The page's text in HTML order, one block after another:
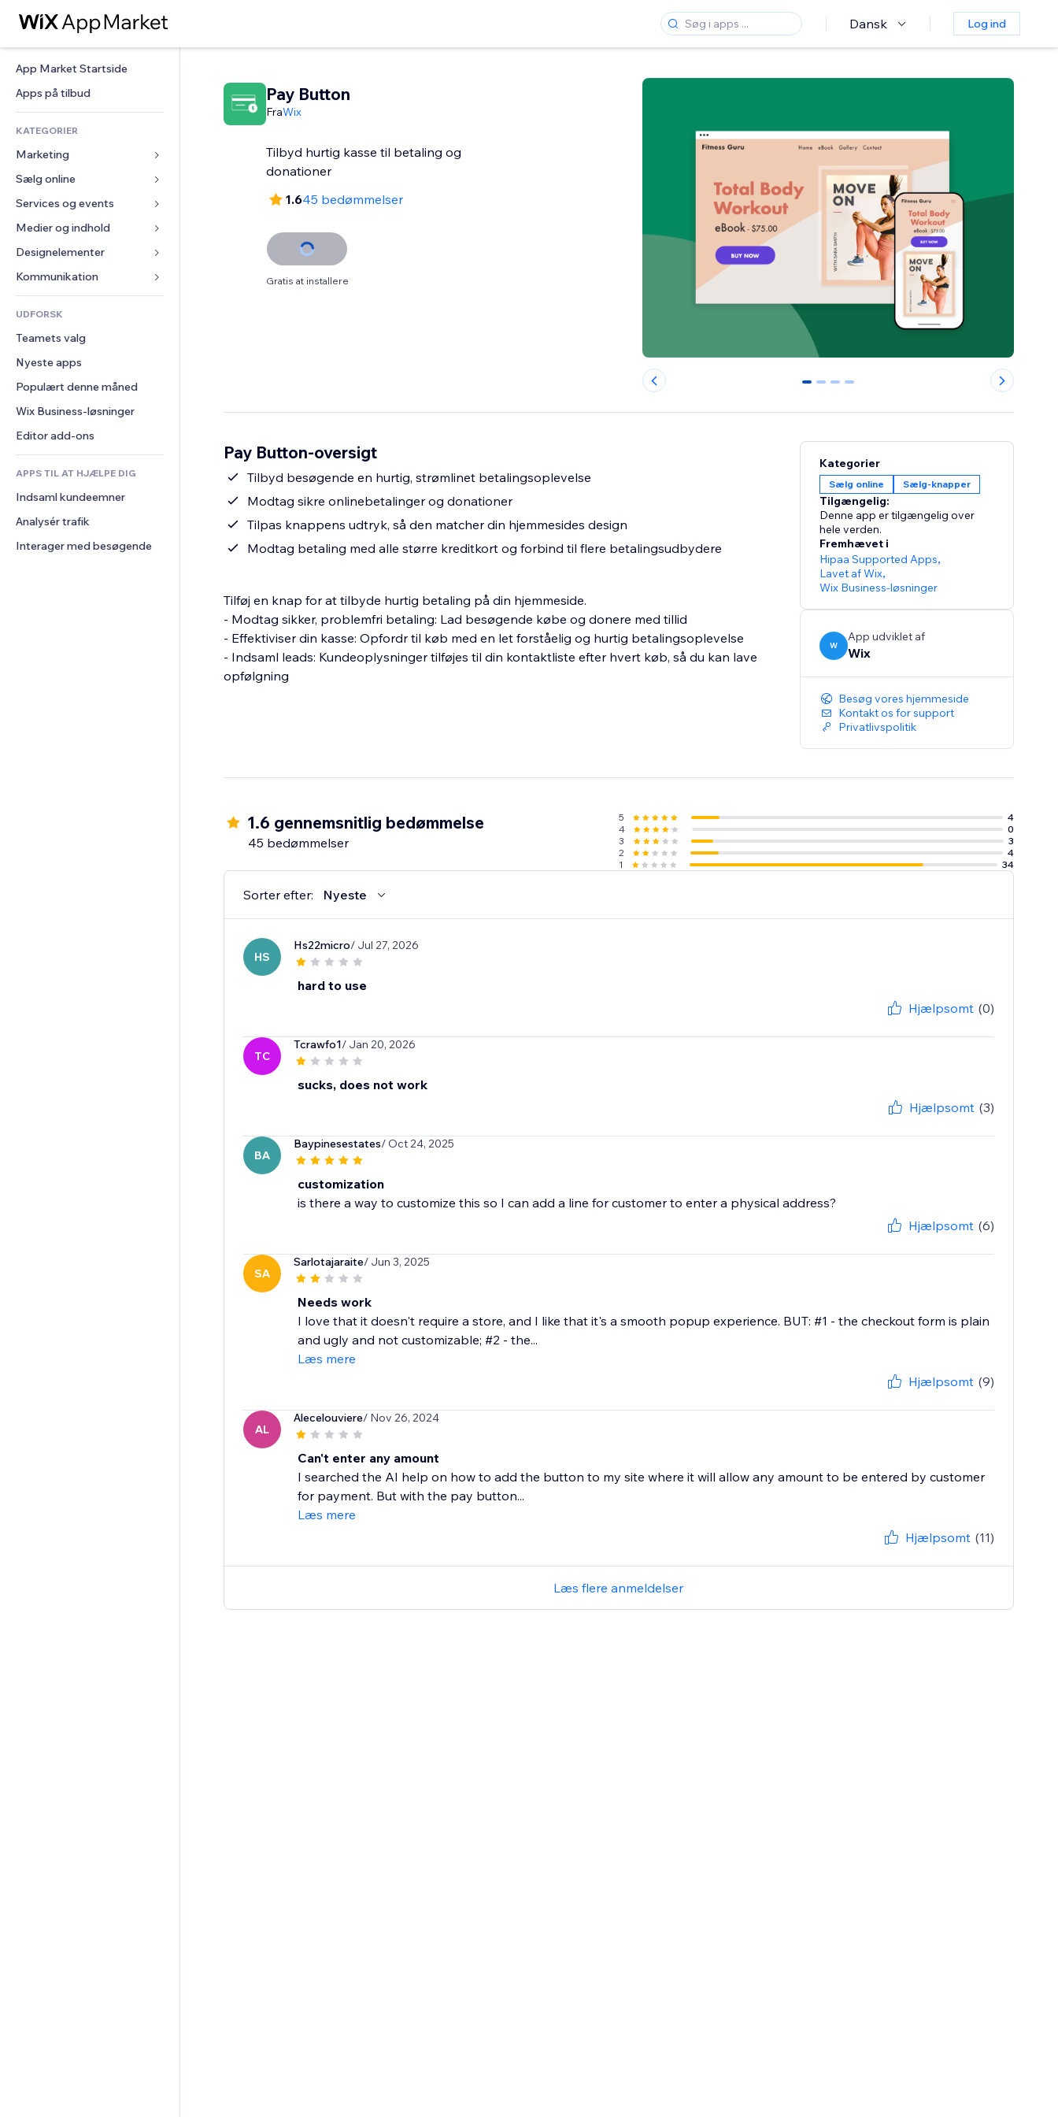
Dansk Log ind
App Market Startside
Apps på tilbud
KATEGORIER
Marketing
Annoncer
Mobil
Statistikker
Hjemmesideregister
E-mail
Sælg online
Apps til Webshops
Forsendelse og levering
Sælg-knapper
Bogføring
Kuponer og loyalitet
Lagerløsninger
Services og events
Hoteller
Events
Restauranter
Ejendomshandel
Bookinger
Medier og indhold
Galleri
Musik
Podcasts
Fotografi
Video
PDF
Fildeling
Nyheder
Designelementer
Kort og Navigation
Privatliv & Sikkerhed
Ur
Sideskabeloner
Billedeffekter
Knapper og menuer
Bannere og badges
Lommeregnere
Søg
Vejr
Diagrammer og tabeller
Formularer
Meningsmålinger
Chat
Kommentarer
Telefon
Fællesskab
Anmeldelser og anbefalinger
CRM
UDFORSK
Teamets valg
Nyeste apps
Populært denne måned
Wix Business-løsninger
Editor add-ons
APPS TIL AT HJÆLPE DIG
Indsaml kundeemner
Analysér trafik
Interager med besøgende
Pay Button
FraWix
Tilbyd hurtig kasse til betaling og
donationer
1.645 bedømmelser
Gratis at installere
0 1 2 3
Pay Button-oversigt
Tilbyd besøgende en hurtig, strømlinet betalingsoplevelse
Modtag sikre onlinebetalinger og donationer
Tilpas knappens udtryk, så den matcher din hjemmesides design
Modtag betaling med alle større kreditkort og forbind til flere betalingsudbydere
Tilføj en knap for at tilbyde hurtig betaling på din hjemmeside.
- Modtag sikker, problemfri betaling: Lad besøgende købe og donere med tillid
- Effektiviser din kasse: Opfordr til køb med en let forståelig og hurtig betalingsoplevelse
- Indsaml leads: Kundeoplysninger tilføjes til din kontaktliste efter hvert køb, så du kan lave
opfølgning
Kategorier
Sælg online Sælg-knapper
Tilgængelig:
Denne app er tilgængelig over
hele verden.
Fremhævet i
Hipaa Supported Apps,
Lavet af Wix,
Wix Business-løsninger
W
App udviklet af
Wix
Besøg vores hjemmeside
Kontakt os for support
Privatlivspolitik
1.6 gennemsnitlig bedømmelse
45 bedømmelser
5
4
4
0
3
3
2
4
1
34
Sorter efter: Nyeste
HS
Hs22micro/ Jul 27, 2026
hard to use
Hjælpsomt (0)
TC
Tcrawfo1/ Jan 20, 2026
sucks, does not work
Hjælpsomt (3)
BA
Baypinesestates/ Oct 24, 2025
customization
is there a way to customize this so I can add a line for customer to enter a physical address?
Hjælpsomt (6)
SA
Sarlotajaraite/ Jun 3, 2025
Needs work
I love that it doesn't require a store, and I like that it's a smooth popup experience. BUT: #1 - the checkout form is plain
and ugly and not customizable; #2 - the...
Læs mere
Hjælpsomt (9)
AL
Alecelouviere/ Nov 26, 2024
Can't enter any amount
I searched the AI help on how to add the button to my site where it will allow any amount to be entered by customer
for payment. But with the pay button...
Læs mere
Hjælpsomt (11)
Læs flere anmeldelser